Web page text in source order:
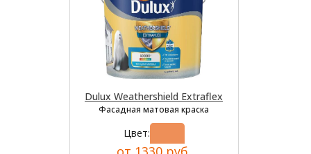
Dulux Weathershield Extraflex
Фасадная матовая краска
Цвет: